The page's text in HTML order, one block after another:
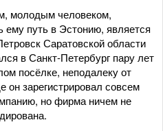
молодым человеком,
ему путь в Эстонию, является
Саратовской области
в Санкт-Петербург пару лет
посёлке, неподалеку от
он зарегистрировал совсем
но фирма ничем не